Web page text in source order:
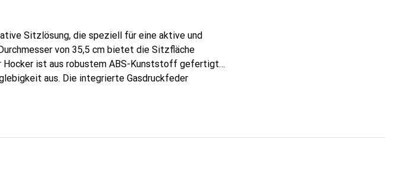
Sitzlösung, die speziell für eine aktive und
von 35,5 cm bietet die Sitzfläche
Hocker ist aus robustem ABS-Kunststoff gefertigt
aus. Die integrierte Gasdruckfeder
aus gestricktem Stoff sorgt für zusätzlichen
möchten. Die schlichte, weisse Farbgebung und
und ansprechendes Design, das in jede